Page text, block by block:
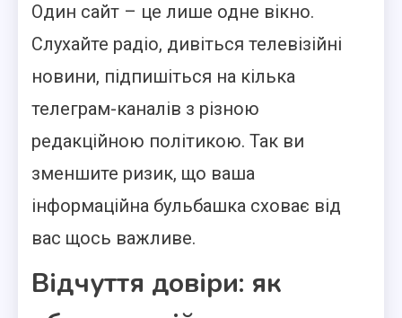
Один сайт – це лише одне вікно.
Слухайте радіо, дивіться телевізійні
новини, підпишіться на кілька
телеграм-каналів з різною
редакційною політикою. Так ви
зменшите ризик, що ваша
інформаційна бульбашка сховає від
вас щось важливе.
Відчуття довіри: як